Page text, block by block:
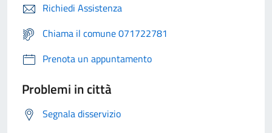
Richiedi Assistenza
Chiama il comune 071722781
Prenota un appuntamento
Problemi in città
Segnala disservizio